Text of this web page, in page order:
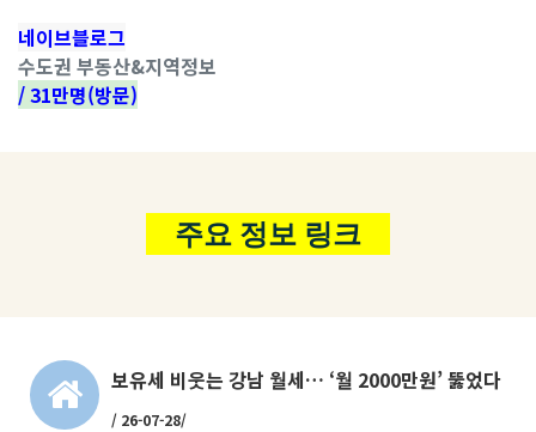
네이브블로그
수도권 부동산&지역정보
/ 31만명(방문)
주요 정보 링크
보유세 비웃는 강남 월세… ‘월 2000만원’ 뚫었다
/ 26-07-28/